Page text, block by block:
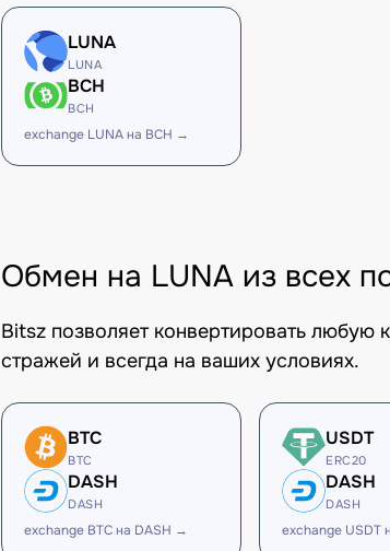
LUNA
LUNA
BCH
BCH
exchange LUNA на BCH →
Обмен на LUNA из всех
Bitsz позволяет конвертировать
стражей и всегда на ваших условиях.
BTC
BTC
DASH
DASH
exchange BTC на DASH →
USDT
ERC20
DASH
DASH
exchange USDT